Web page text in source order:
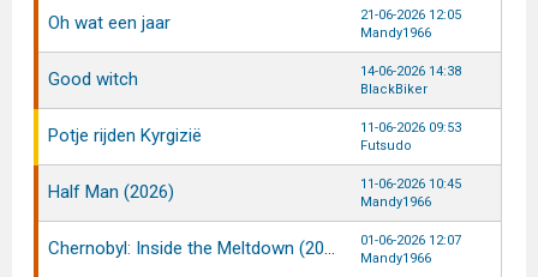
Oh wat een jaar
21-06-2026 12:05
Mandy1966
Good witch
14-06-2026 14:38
BlackBiker
Potje rijden Kyrgizië
11-06-2026 09:53
Futsudo
Half Man (2026)
11-06-2026 10:45
Mandy1966
Chernobyl: Inside the Meltdown (2026)
01-06-2026 12:07
Mandy1966